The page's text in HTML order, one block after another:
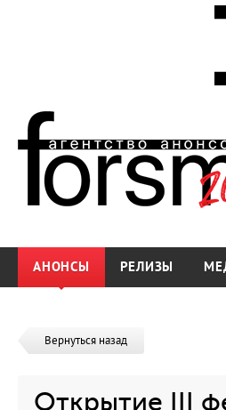
АНОНСЫ РЕЛИЗЫ
Вернуться назад
Открытие III